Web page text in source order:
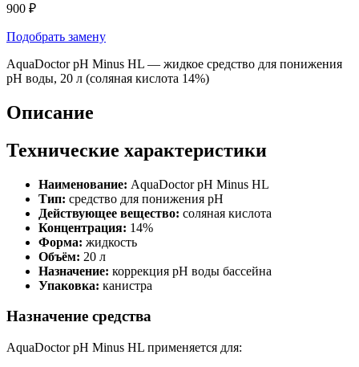
900 ₽
Подобрать замену
AquaDoctor pH Minus HL — жидкое средство для понижения
pH воды, 20 л (соляная кислота 14%)
Описание
Технические характеристики
Наименование: AquaDoctor pH Minus HL
Тип: средство для понижения pH
Действующее вещество: соляная кислота
Концентрация: 14%
Форма: жидкость
Объём: 20 л
Назначение: коррекция pH воды бассейна
Упаковка: канистра
Назначение средства
AquaDoctor pH Minus HL применяется для: